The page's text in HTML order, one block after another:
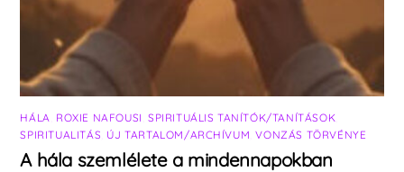
HÁLA ROXIE NAFOUSI SPIRITUÁLIS TANÍTÓK/TANÍTÁSOK
SPIRITUALITÁS ÚJ TARTALOM/ARCHÍVUM ,VONZÁS TÖRVÉNYE
A hála szemlélete a mindennapokban